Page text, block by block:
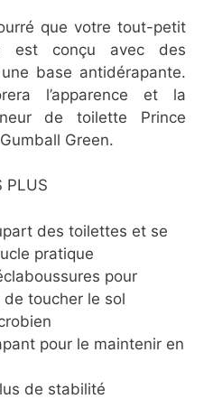
que votre tout-petit
est conçu avec des
base antidérapante.
l’apparence et la
de toilette Prince
Green.
PLUS
des toilettes et se
pratique
pour
de toucher le sol
pour le maintenir en
de stabilité